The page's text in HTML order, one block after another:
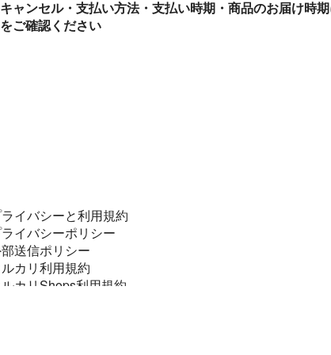
ャンセル・支払い方法・支払い時期・商品のお届け時
をご確認ください
イバシーと利用規約
イバシーポリシー
送信ポリシー
カリ利用規約
ルカリShops利用規約